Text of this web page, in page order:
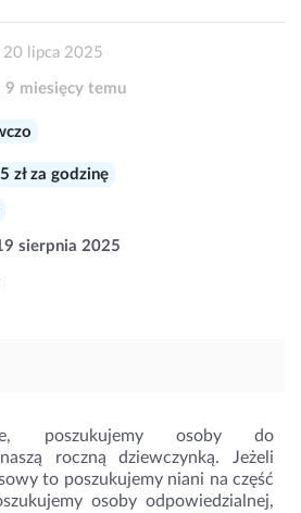
20 lipca 2025
9 miesięcy temu
zł za godzinę
sierpnia 2025
poszukujemy osoby do
roczną dziewczynką. Jeżeli
to poszukujemy niani na część
osoby odpowiedzialnej,